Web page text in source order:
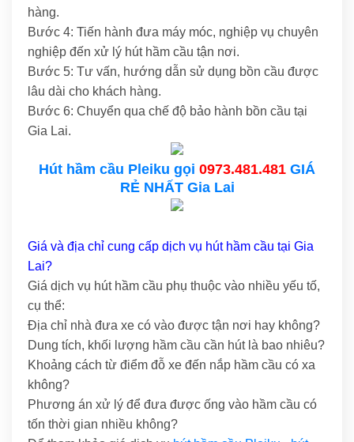
hàng.
Bước 4: Tiến hành đưa máy móc, nghiệp vụ chuyên
nghiệp đến xử lý hút hầm cầu tận nơi.
Bước 5: Tư vấn, hướng dẫn sử dụng bồn cầu được
lâu dài cho khách hàng.
Bước 6: Chuyển qua chế độ bảo hành bồn cầu tại
Gia Lai.
Hút hầm cầu Pleiku gọi 0973.481.481 GIÁ
RẺ NHẤT Gia Lai
Giá và địa chỉ cung cấp dịch vụ hút hầm cầu tại Gia
Lai?
Giá dịch vụ hút hầm cầu phụ thuộc vào nhiều yếu tố,
cụ thể:
Địa chỉ nhà đưa xe có vào được tận nơi hay không?
Dung tích, khối lượng hầm cầu cần hút là bao nhiêu?
Khoảng cách từ điểm đỗ xe đến nắp hầm cầu có xa
không?
Phương án xử lý để đưa được ống vào hầm cầu có
tốn thời gian nhiều không?